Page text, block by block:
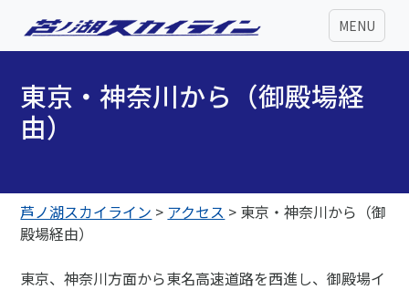
MENU
東京・神奈川から（御殿場経
由）
芦ノ湖スカイライン > アクセス > 東京・神奈川から（御
殿場経由）
東京、神奈川方面から東名高速道路を西進し、御殿場イ